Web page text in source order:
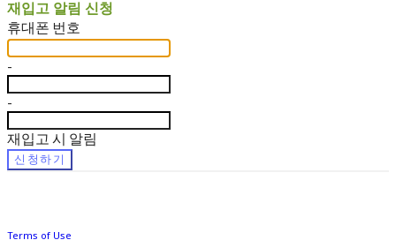
재입고 알림 신청
휴대폰 번호
-
-
재입고 시 알림
신청하기
Terms of Use